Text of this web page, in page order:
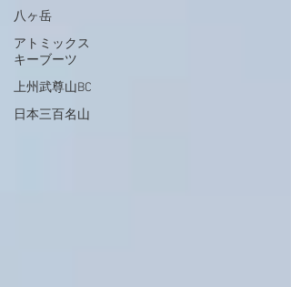
八ヶ岳
アトミックス
キーブーツ
上州武尊山BC
日本三百名山